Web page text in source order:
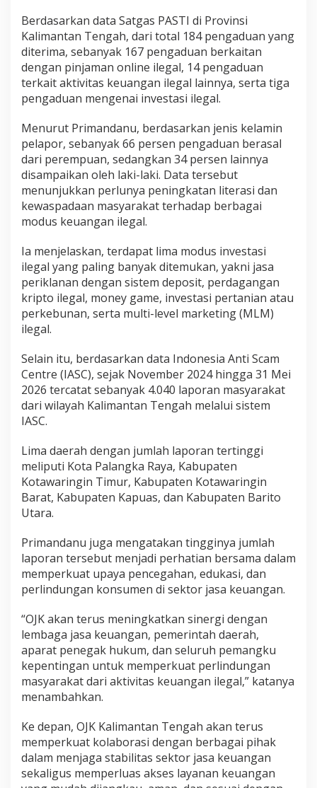
Berdasarkan data Satgas PASTI di Provinsi
Kalimantan Tengah, dari total 184 pengaduan yang
diterima, sebanyak 167 pengaduan berkaitan
dengan pinjaman online ilegal, 14 pengaduan
terkait aktivitas keuangan ilegal lainnya, serta tiga
pengaduan mengenai investasi ilegal.
Menurut Primandanu, berdasarkan jenis kelamin
pelapor, sebanyak 66 persen pengaduan berasal
dari perempuan, sedangkan 34 persen lainnya
disampaikan oleh laki-laki. Data tersebut
menunjukkan perlunya peningkatan literasi dan
kewaspadaan masyarakat terhadap berbagai
modus keuangan ilegal.
Ia menjelaskan, terdapat lima modus investasi
ilegal yang paling banyak ditemukan, yakni jasa
periklanan dengan sistem deposit, perdagangan
kripto ilegal, money game, investasi pertanian atau
perkebunan, serta multi-level marketing (MLM)
ilegal.
Selain itu, berdasarkan data Indonesia Anti Scam
Centre (IASC), sejak November 2024 hingga 31 Mei
2026 tercatat sebanyak 4.040 laporan masyarakat
dari wilayah Kalimantan Tengah melalui sistem
IASC.
Lima daerah dengan jumlah laporan tertinggi
meliputi Kota Palangka Raya, Kabupaten
Kotawaringin Timur, Kabupaten Kotawaringin
Barat, Kabupaten Kapuas, dan Kabupaten Barito
Utara.
Primandanu juga mengatakan tingginya jumlah
laporan tersebut menjadi perhatian bersama dalam
memperkuat upaya pencegahan, edukasi, dan
perlindungan konsumen di sektor jasa keuangan.
“OJK akan terus meningkatkan sinergi dengan
lembaga jasa keuangan, pemerintah daerah,
aparat penegak hukum, dan seluruh pemangku
kepentingan untuk memperkuat perlindungan
masyarakat dari aktivitas keuangan ilegal,” katanya
menambahkan.
Ke depan, OJK Kalimantan Tengah akan terus
memperkuat kolaborasi dengan berbagai pihak
dalam menjaga stabilitas sektor jasa keuangan
sekaligus memperluas akses layanan keuangan